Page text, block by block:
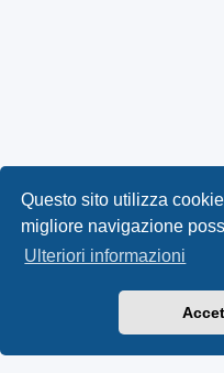
Questo sito utilizza
migliore navigazione
Ulteriori informazioni